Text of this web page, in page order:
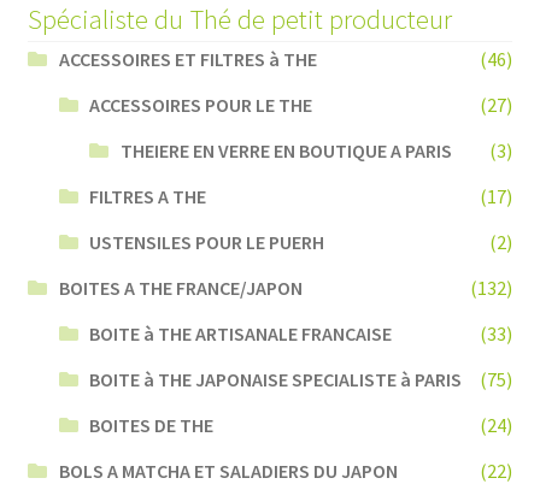
Spécialiste du Thé de petit producteur
ACCESSOIRES ET FILTRES à THE
(46)
ACCESSOIRES POUR LE THE
(27)
THEIERE EN VERRE EN BOUTIQUE A PARIS
(3)
FILTRES A THE
(17)
USTENSILES POUR LE PUERH
(2)
BOITES A THE FRANCE/JAPON
(132)
BOITE à THE ARTISANALE FRANCAISE
(33)
BOITE à THE JAPONAISE SPECIALISTE à PARIS
(75)
BOITES DE THE
(24)
BOLS A MATCHA ET SALADIERS DU JAPON
(22)